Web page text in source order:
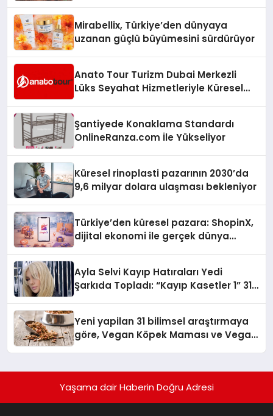
Mirabellix, Türkiye’den dünyaya
uzanan güçlü büyümesini sürdürüyor
Anato Tour Turizm Dubai Merkezli
Lüks Seyahat Hizmetleriyle Küresel
Şantiyede Konaklama Standardı
OnlineRanza.com İle Yükseliyor
Küresel rinoplasti pazarının 2030’da
9,6 milyar dolara ulaşması bekleniyor
Türkiye’den küresel pazara: ShopinX,
dijital ekonomi ile gerçek dünya
Ayla Selvi Kayıp Hatıraları Yedi
Şarkıda Topladı: “Kayıp Kasetler 1” 31
Yeni yapilan 31 bilimsel araştırmaya
göre, Vegan Köpek Maması ve Vegan
Yaşama dair Haberin Doğru Adresi